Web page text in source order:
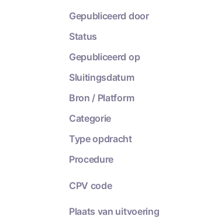
Gepubliceerd door
Status
Gepubliceerd op
Sluitingsdatum
Bron / Platform
Categorie
Type opdracht
Procedure
CPV code
Plaats van uitvoering